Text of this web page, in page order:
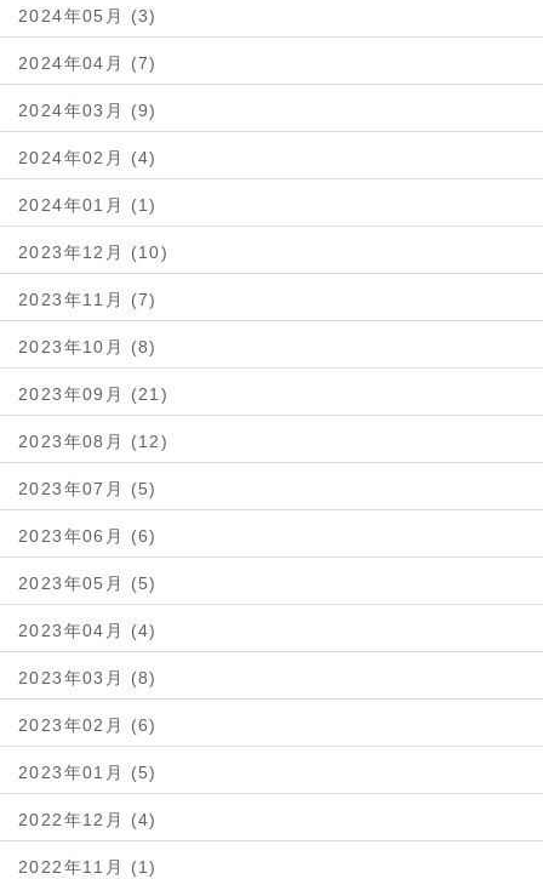
2024年05月 (3)
2024年04月 (7)
2024年03月 (9)
2024年02月 (4)
2024年01月 (1)
2023年12月 (10)
2023年11月 (7)
2023年10月 (8)
2023年09月 (21)
2023年08月 (12)
2023年07月 (5)
2023年06月 (6)
2023年05月 (5)
2023年04月 (4)
2023年03月 (8)
2023年02月 (6)
2023年01月 (5)
2022年12月 (4)
2022年11月 (1)